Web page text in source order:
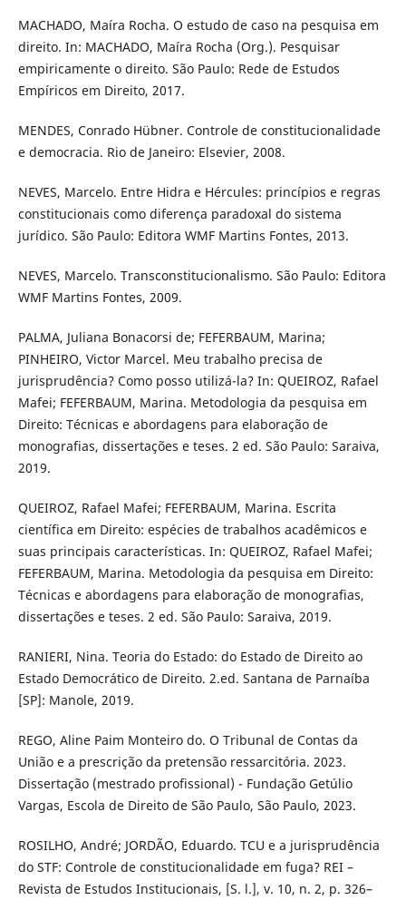
MACHADO, Maíra Rocha. O estudo de caso na pesquisa em
direito. In: MACHADO, Maíra Rocha (Org.). Pesquisar
empiricamente o direito. São Paulo: Rede de Estudos
Empíricos em Direito, 2017.
MENDES, Conrado Hübner. Controle de constitucionalidade
e democracia. Rio de Janeiro: Elsevier, 2008.
NEVES, Marcelo. Entre Hidra e Hércules: princípios e regras
constitucionais como diferença paradoxal do sistema
jurídico. São Paulo: Editora WMF Martins Fontes, 2013.
NEVES, Marcelo. Transconstitucionalismo. São Paulo: Editora
WMF Martins Fontes, 2009.
PALMA, Juliana Bonacorsi de; FEFERBAUM, Marina;
PINHEIRO, Victor Marcel. Meu trabalho precisa de
jurisprudência? Como posso utilizá-la? In: QUEIROZ, Rafael
Mafei; FEFERBAUM, Marina. Metodologia da pesquisa em
Direito: Técnicas e abordagens para elaboração de
monografias, dissertações e teses. 2 ed. São Paulo: Saraiva,
2019.
QUEIROZ, Rafael Mafei; FEFERBAUM, Marina. Escrita
científica em Direito: espécies de trabalhos acadêmicos e
suas principais características. In: QUEIROZ, Rafael Mafei;
FEFERBAUM, Marina. Metodologia da pesquisa em Direito:
Técnicas e abordagens para elaboração de monografias,
dissertações e teses. 2 ed. São Paulo: Saraiva, 2019.
RANIERI, Nina. Teoria do Estado: do Estado de Direito ao
Estado Democrático de Direito. 2.ed. Santana de Parnaíba
[SP]: Manole, 2019.
REGO, Aline Paim Monteiro do. O Tribunal de Contas da
União e a prescrição da pretensão ressarcitória. 2023.
Dissertação (mestrado profissional) - Fundação Getúlio
Vargas, Escola de Direito de São Paulo, São Paulo, 2023.
ROSILHO, André; JORDÃO, Eduardo. TCU e a jurisprudência
do STF: Controle de constitucionalidade em fuga? REI –
Revista de Estudos Institucionais, [S. l.], v. 10, n. 2, p. 326–